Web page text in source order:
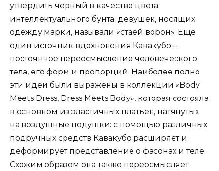
утвердить черный в качестве цвета
интеллектуального бунта: девушек, носящих
одежду марки, называли «стаей ворон». Еще
один источник вдохновения Кавакубо –
постоянное переосмысление человеческого
тела, его форм и пропорций. Наиболее полно
эти идеи были выражены в коллекции «Body
Meets Dress, Dress Meets Body», которая состояла
в основном из эластичных платьев, натянутых
на воздушные подушки: с помощью различных
подручных средств Кавакубо расширяет и
деформирует представление о фасонах и теле.
Схожим образом она также переосмысляет